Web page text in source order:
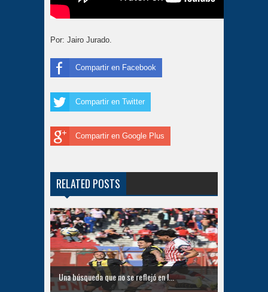
Por: Jairo Jurado.
Compartir en Facebook
Compartir en Twitter
Compartir en Google Plus
RELATED POSTS
Una búsqueda que no se reflejó en l...